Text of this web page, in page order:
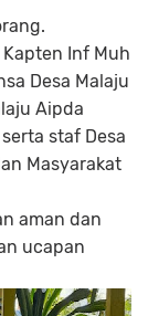
Inf Muh
Desa Malaju
Aipda
staf Desa
Masyarakat
aman dan
ucapan